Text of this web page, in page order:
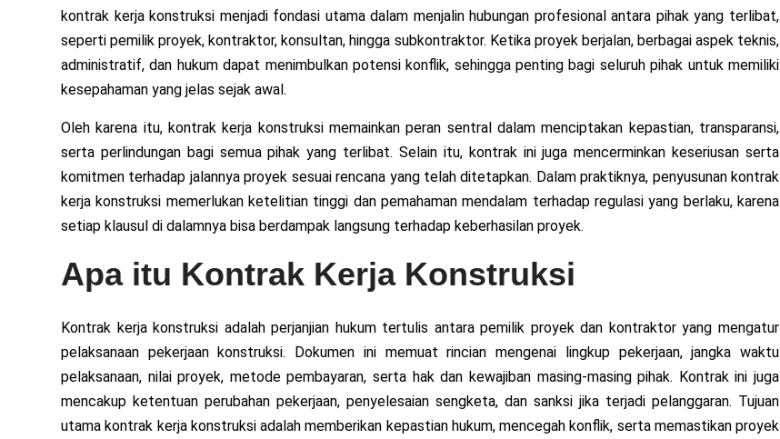
kontrak kerja konstruksi menjadi fondasi utama dalam menjalin hubungan profesional antara pihak yang terlibat,
seperti pemilik proyek, kontraktor, konsultan, hingga subkontraktor. Ketika proyek berjalan, berbagai aspek teknis,
administratif, dan hukum dapat menimbulkan potensi konflik, sehingga penting bagi seluruh pihak untuk memiliki
kesepahaman yang jelas sejak awal.
Oleh karena itu, kontrak kerja konstruksi memainkan peran sentral dalam menciptakan kepastian, transparansi,
serta perlindungan bagi semua pihak yang terlibat. Selain itu, kontrak ini juga mencerminkan keseriusan serta
komitmen terhadap jalannya proyek sesuai rencana yang telah ditetapkan. Dalam praktiknya, penyusunan kontrak
kerja konstruksi memerlukan ketelitian tinggi dan pemahaman mendalam terhadap regulasi yang berlaku, karena
setiap klausul di dalamnya bisa berdampak langsung terhadap keberhasilan proyek.
Apa itu Kontrak Kerja Konstruksi
Kontrak kerja konstruksi adalah perjanjian hukum tertulis antara pemilik proyek dan kontraktor yang mengatur
pelaksanaan pekerjaan konstruksi. Dokumen ini memuat rincian mengenai lingkup pekerjaan, jangka waktu
pelaksanaan, nilai proyek, metode pembayaran, serta hak dan kewajiban masing-masing pihak. Kontrak ini juga
mencakup ketentuan perubahan pekerjaan, penyelesaian sengketa, dan sanksi jika terjadi pelanggaran. Tujuan
utama kontrak kerja konstruksi adalah memberikan kepastian hukum, mencegah konflik, serta memastikan proyek